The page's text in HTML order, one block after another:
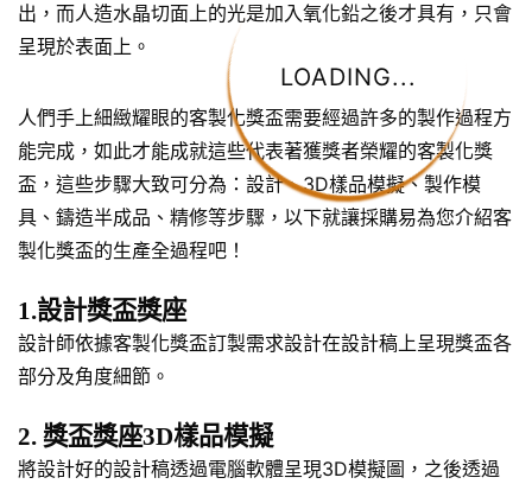
LOADING...
出，而人造水晶切面上的光是加入氧化鉛之後才具有，只會
呈現於表面上。
人們手上細緻耀眼的客製化獎盃需要經過許多的製作過程方
能完成，如此才能成就這些代表著獲獎者榮耀的客製化獎
盃，這些步驟大致可分為：設計、3D樣品模擬、製作模
具、鑄造半成品、精修等步驟，以下就讓採購易為您介紹客
製化獎盃的生產全過程吧！
1.設計獎盃獎座
設計師依據客製化獎盃訂製需求設計在設計稿上呈現獎盃各
部分及角度細節。
2. 獎盃獎座3D樣品模擬
將設計好的設計稿透過電腦軟體呈現3D模擬圖，之後透過